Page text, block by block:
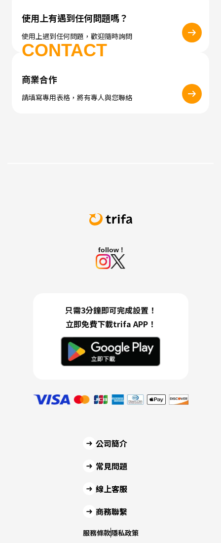
使用上有遇到任何問題嗎？
使用上遇到任何問題，歡迎隨時詢問
CONTACT
商業合作
請填寫專用表格，將有專人與您聯絡
follow !
只需3分鐘即可完成設置！
立即免費下載trifa APP！
公司簡介
常見問題
線上客服
商務聯繫
服務條款隱私政策